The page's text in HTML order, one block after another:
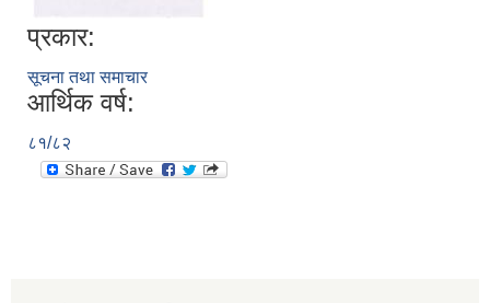
प्रकार:
सूचना तथा समाचार
आर्थिक वर्ष:
८१/८२